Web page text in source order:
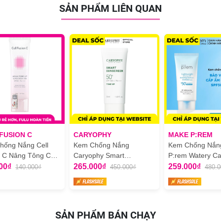
tiếp. Đặt sản phẩm ở tầng thấp
thành lập và hoạt động nhằm mục đích hỗ trợ công tác nghiên cứu
chống nắng bán chạy nhất tại Australia.
SẢN PHẨM LIÊN QUAN
C
Nắng Cell
C Nâng Tông Cấp
140.000₫
CARYOPHY
Kem Chống Nắng
Caryophy Smart
Sunscreen Nâng Tone,
Ngừa Mụn 50ml
265.000₫ 450.000₫
MAKE P:REM
Kem Chống
P:rem Watery
Sun Cream
SPF 50+ PA++++
259.000₫
SẢN PHẨM BÁN CHẠY